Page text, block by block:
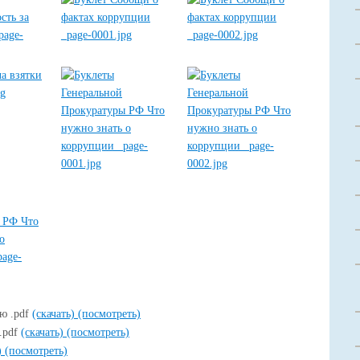
.pdf (скачать) (посмотреть)
(скачать) (посмотреть)
(посмотреть)